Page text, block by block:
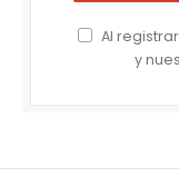
Al
y